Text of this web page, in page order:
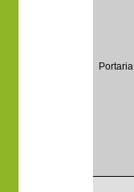
Portaria